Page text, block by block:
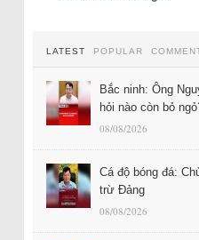
LATEST POPULAR
Bắc ninh: Ông
hỏi nào còn bỏ
08/08/2026
Cá độ bóng đá:
trừ Đảng
08/08/2026